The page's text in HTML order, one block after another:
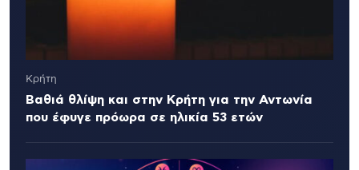
Κρήτη
Βαθιά θλίψη και στην Κρήτη για την Αντωνία
που έφυγε πρόωρα σε ηλικία 53 ετών